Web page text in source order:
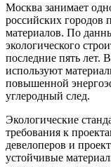
Москва занимает
российских городов
материалов. По
экологического
последние пять лет.
используют
повышенной
углеродный след.
Экологические
требования к
девелоперов и
устойчивые